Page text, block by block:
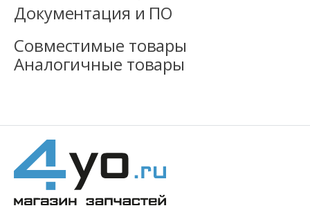
Документация и ПО
Совместимые товары
Аналогичные товары